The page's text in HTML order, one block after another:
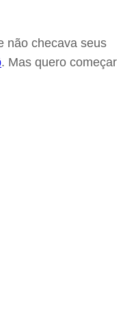
não checava seus
. Mas quero começar